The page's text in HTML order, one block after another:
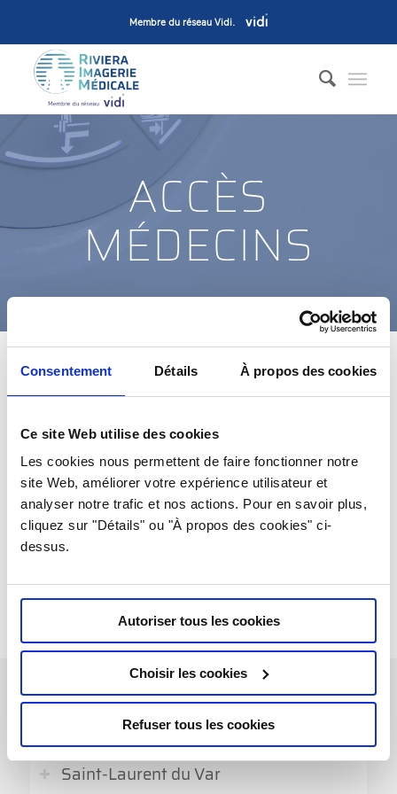
Consentement Détails À propos des cookies
Ce site Web utilise des cookies
Les cookies nous permettent de faire fonctionner notre
site Web, améliorer votre expérience utilisateur et
analyser notre trafic et nos actions. Pour en savoir plus,
cliquez sur "Détails" ou "À propos des cookies" ci-
dessus.
Autoriser tous les cookies
Choisir les cookies
Refuser tous les cookies
Membre du réseau Vidi.
ACCÈS
MÉDECINS
ACCÈS MÉDECINS
Si votre patient a passé son examen à Nice,
Saint-Laurent-du-Var, Cagnes-sur-Mer ou Vence,
les résultats sont accessibles via notre portail de
diffusion, sélectionnez la ville correspondante ci-
Saint-Laurent du Var